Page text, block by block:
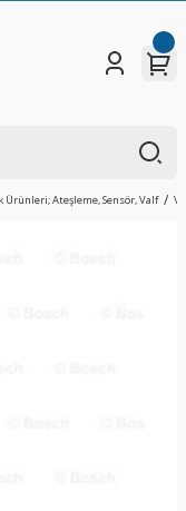
Ürünleri; Ateşleme, Sensör, Valf